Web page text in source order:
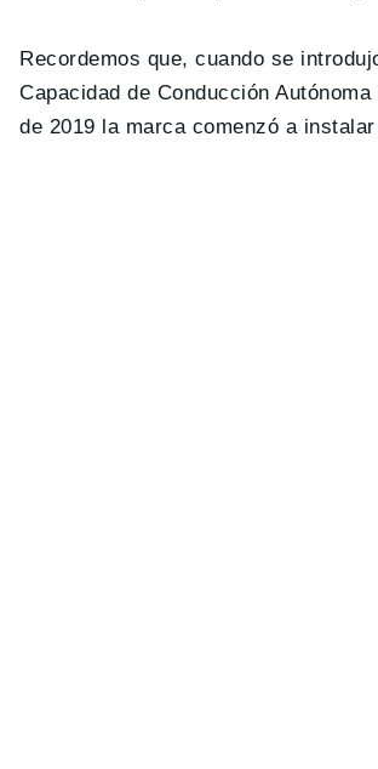
Recordemos que, cuando se
Capacidad de Conducción
de 2019 la marca comenzó a